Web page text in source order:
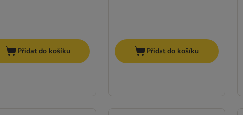
Přidat do košíku Přidat do košíku